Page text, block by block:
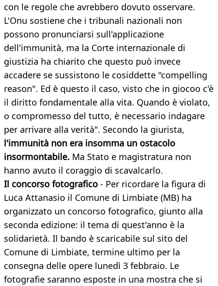
con le regole che avrebbero dovuto osservare.
L'Onu sostiene che i tribunali nazionali non
possono pronunciarsi sull'applicazione
dell'immunità, ma la Corte internazionale di
giustizia ha chiarito che questo può invece
accadere se sussistono le cosiddette "compelling
reason". Ed è questo il caso, visto che in giocoo c'è
il diritto fondamentale alla vita. Quando è violato,
o compromesso del tutto, è necessario indagare
per arrivare alla verità". Secondo la giurista,
l'immunità non era insomma un ostacolo
insormontabile. Ma Stato e magistratura non
hanno avuto il coraggio di scavalcarlo.
Il concorso fotografico - Per ricordare la figura di
Luca Attanasio il Comune di Limbiate (MB) ha
organizzato un concorso fotografico, giunto alla
seconda edizione: il tema di quest'anno è la
solidarietà. Il bando è scaricabile sul sito del
Comune di Limbiate, termine ultimo per la
consegna delle opere lunedì 3 febbraio. Le
fotografie saranno esposte in una mostra che si